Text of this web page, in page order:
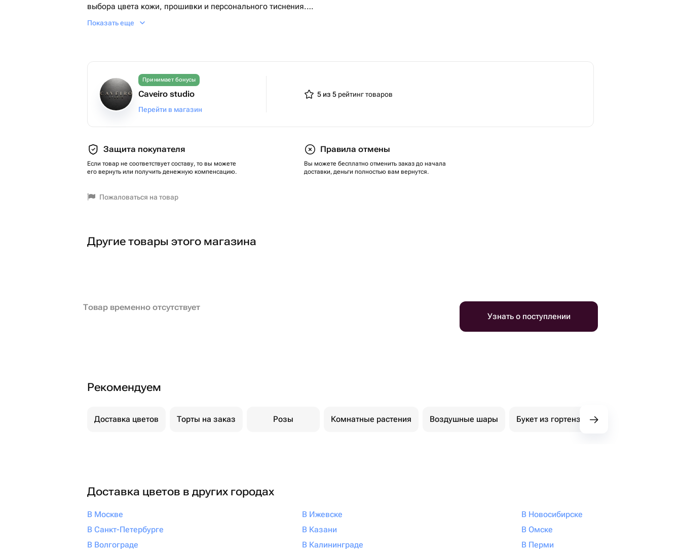
выбора цвета кожи, прошивки и персонального тиснения.
под ваш стиль и пожелания
Показать еще
Принимает бонусы
Caveiro studio
Перейти в магазин
5 из 5 рейтинг товаров
Защита покупателя
Если товар не соответствует составу, то вы можете
его вернуть или получить денежную компенсацию.
Правила отмены
Вы можете бесплатно отменить заказ до начала
доставки, деньги полностью вам вернутся.
Пожаловаться на товар
Другие товары этого магазина
Товар временно отсутствует
Узнать о поступлении
Рекомендуем
Доставка цветов Торты на заказ Розы Комнатные растения Воздушные шары Букет из гортензий
Доставка цветов в других городах
В Москве
В Санкт-Петербурге
В Волгограде
В Ижевске
В Казани
В Калининграде
В Новосибирске
В Омске
В Перми